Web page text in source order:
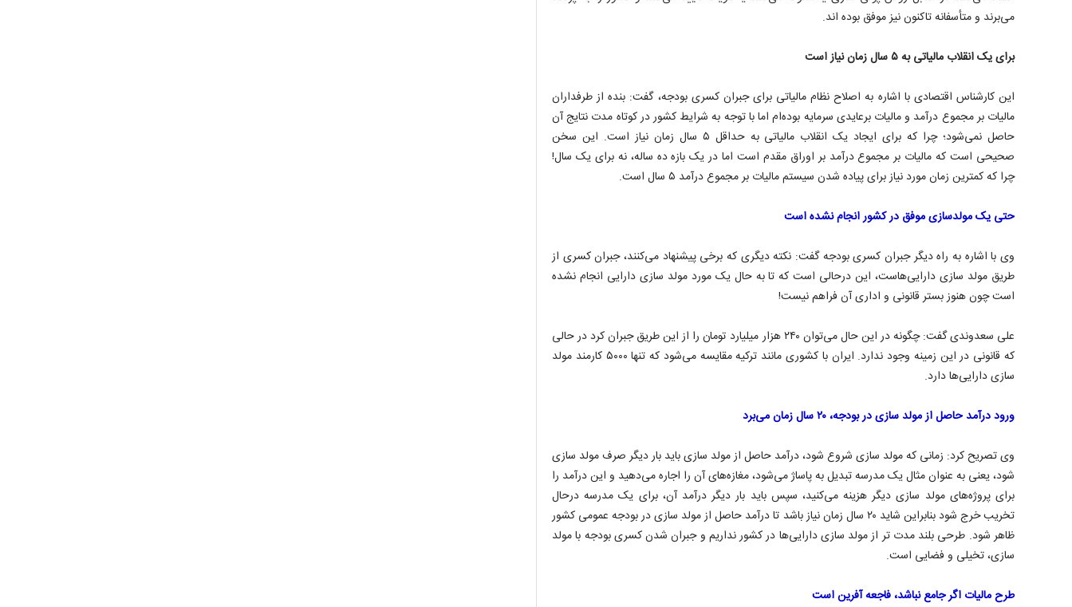
می‌برند و متأسفانه تاکنون نیز موفق بوده اند.
برای یک انقلاب مالیاتی به ۵ سال زمان نیاز است
این کارشناس اقتصادی با اشاره به اصلاح نظام مالیاتی برای جبران کسری بودجه، گفت: بنده از طرفداران
مالیات بر مجموع درآمد و مالیات برعایدی سرمایه بوده‌ام اما با توجه به شرایط کشور در کوتاه مدت نتایج آن
حاصل نمی‌شود؛ چرا که برای ایجاد یک انقلاب مالیاتی به حداقل ۵ سال زمان نیاز است. این سخن
صحیحی است که مالیات بر مجموع درآمد بر اوراق مقدم است اما در یک بازه ده ساله، نه برای یک سال!
چرا که کمترین زمان مورد نیاز برای پیاده شدن سیستم مالیات بر مجموع درآمد ۵ سال است.
حتی یک مولدسازی موفق در کشور انجام نشده است
وی با اشاره به راه دیگر جبران کسری بودجه گفت: نکته دیگری که برخی پیشنهاد می‌کنند، جبران کسری از
طریق مولد سازی دارایی‌هاست، این درحالی است که تا به حال یک مورد مولد سازی دارایی انجام نشده
است چون هنوز بستر قانونی و اداری آن فراهم نیست!
علی سعدوندی گفت: چگونه در این حال می‌توان ۲۴۰ هزار میلیارد تومان را از این طریق جبران کرد در حالی
که قانونی در این زمینه وجود ندارد. ایران با کشوری مانند ترکیه مقایسه می‌شود که تنها ۵۰۰۰ کارمند مولد
سازی دارایی‌ها دارد.
ورود درآمد حاصل از مولد سازی در بودجه، ۲۰ سال زمان می‌برد
وی تصریح کرد: زمانی که مولد سازی شروع شود، درآمد حاصل از مولد سازی باید بار دیگر صرف مولد سازی
شود، یعنی به عنوان مثال یک مدرسه تبدیل به پاساژ می‌شود، مغازه‌های آن را اجاره می‌دهید و این درآمد را
برای پروژه‌های مولد سازی دیگر هزینه می‌کنید، سپس باید بار دیگر درآمد آن، برای یک مدرسه درحال
تخریب خرج شود بنابراین شاید ۲۰ سال زمان نیاز باشد تا درآمد حاصل از مولد سازی در بودجه عمومی کشور
ظاهر شود. طرحی بلند مدت تر از مولد سازی دارایی‌ها در کشور نداریم و جبران شدن کسری بودجه با مولد
سازی، تخیلی و فضایی است.
طرح مالیات اگر جامع نباشد، فاجعه آفرین است